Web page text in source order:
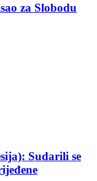
za Slobodu
Sudarili se